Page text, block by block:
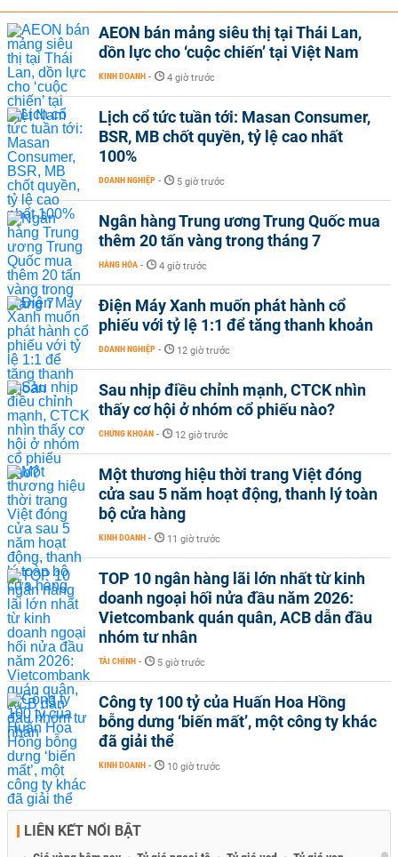
AEON bán mảng siêu thị tại Thái Lan,
dồn lực cho ‘cuộc chiến’ tại Việt Nam
KINH DOANH - 4 giờ trước
Lịch cổ tức tuần tới: Masan Consumer,
BSR, MB chốt quyền, tỷ lệ cao nhất
100%
DOANH NGHIỆP - 5 giờ trước
Ngân hàng Trung ương Trung Quốc mua
thêm 20 tấn vàng trong tháng 7
HÀNG HÓA - 4 giờ trước
Điện Máy Xanh muốn phát hành cổ
phiếu với tỷ lệ 1:1 để tăng thanh khoản
DOANH NGHIỆP - 12 giờ trước
Sau nhịp điều chỉnh mạnh, CTCK nhìn
thấy cơ hội ở nhóm cổ phiếu nào?
CHỨNG KHOÁN - 12 giờ trước
Một thương hiệu thời trang Việt đóng
cửa sau 5 năm hoạt động, thanh lý toàn
bộ cửa hàng
KINH DOANH - 11 giờ trước
TOP 10 ngân hàng lãi lớn nhất từ kinh
doanh ngoại hối nửa đầu năm 2026:
Vietcombank quán quân, ACB dẫn đầu
nhóm tư nhân
TÀI CHÍNH - 5 giờ trước
Công ty 100 tỷ của Huấn Hoa Hồng
bỗng dưng ‘biến mất’, một công ty khác
đã giải thể
KINH DOANH - 10 giờ trước
LIÊN KẾT NỔI BẬT